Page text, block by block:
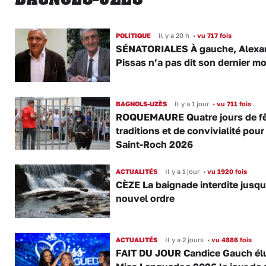
POLITIQUE Il y a 20 h •vu 717 fois
SÉNATORIALES À gauche,
Pissas n’a pas dit son dernier
BAGNOLS-UZÈS Il y a 1 jour •vu 711 fois
ROQUEMAURE Quatre jours de
traditions et de convivialité pour
Saint-Roch 2026
ACTUALITÉS Il y a 1 jour •vu 1920 fois
CÈZE La baignade interdite
nouvel ordre
ACTUALITÉS Il y a 2 jours •vu 4886 fois
FAIT DU JOUR Candice Gauch